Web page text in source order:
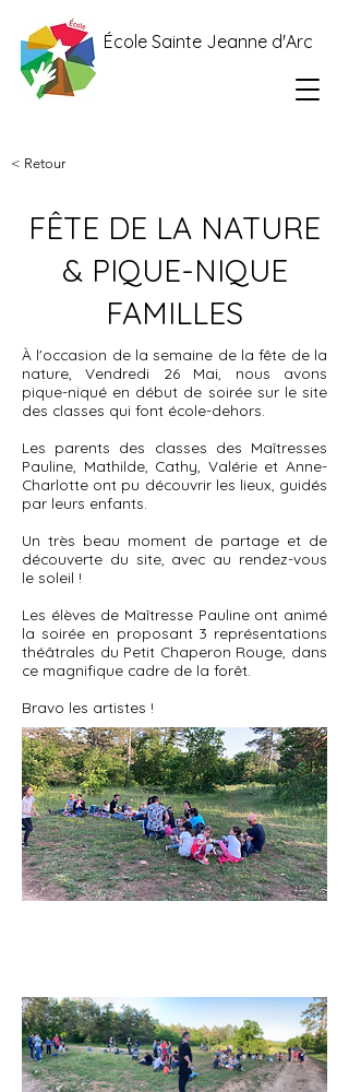
École Sainte Jeanne d'Arc
< Retour
FÊTE DE LA NATURE
& PIQUE-NIQUE
FAMILLES
À l'occasion de la semaine de la fête de la
nature, Vendredi 26 Mai, nous avons
pique-niqué en début de soirée sur le site
des classes qui font école-dehors.
Les parents des classes des Maîtresses
Pauline, Mathilde, Cathy, Valérie et Anne-
Charlotte ont pu découvrir les lieux, guidés
par leurs enfants.
Un très beau moment de partage et de
découverte du site, avec au rendez-vous
le soleil !
Les élèves de Maîtresse Pauline ont animé
la soirée en proposant 3 représentations
théâtrales du Petit Chaperon Rouge, dans
ce magnifique cadre de la forêt.
Bravo les artistes !